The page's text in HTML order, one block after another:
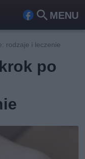
MENU
Fa
ook
Szu
kaj
rodzaje i leczenie
po